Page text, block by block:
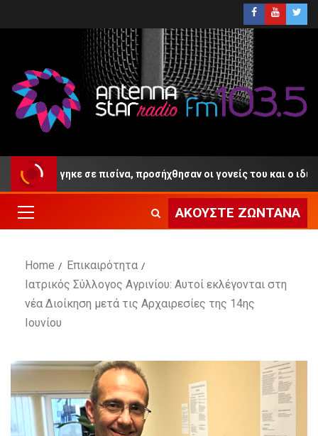
σε πισίνα, προσήχθησαν οι γονείς του και ο
ΑΚΟΎΣΤΕ ΖΩΝΤΑΝΆ
Home
Επικαιρότητα
Ιατρικός Σύλλογος Αγρινίου: Αυτοί εκλέγονται στη
νέα Διοίκηση μετά τις Αρχαιρεσίες της 14ης
Ιουνίου